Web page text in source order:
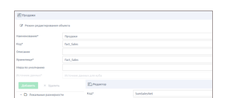
для дистрибьютеров
Автодокументация
Ласмарт.